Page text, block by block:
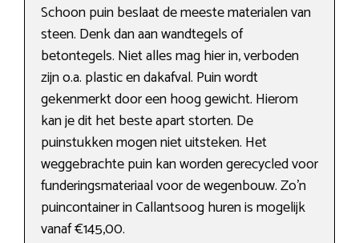
Schoon puin beslaat de meeste materialen van
steen. Denk dan aan wandtegels of
betontegels. Niet alles mag hier in, verboden
zijn o.a. plastic en dakafval. Puin wordt
gekenmerkt door een hoog gewicht. Hierom
kan je dit het beste apart storten. De
puinstukken mogen niet uitsteken. Het
weggebrachte puin kan worden gerecycled voor
funderingsmateriaal voor de wegenbouw. Zo’n
puincontainer in Callantsoog huren is mogelijk
vanaf €145,00.